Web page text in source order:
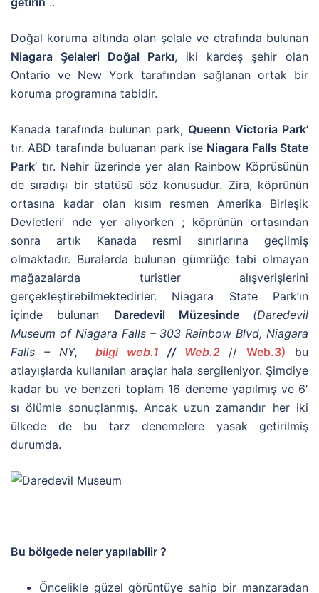
Doğal koruma altında olan şelale ve etrafında bulunan
Niagara Şelaleri Doğal Parkı, iki kardeş şehir olan
Ontario ve New York tarafından sağlanan ortak bir
koruma programına tabidir.
Kanada tarafında bulunan park, Queenn Victoria Park’
tır. ABD tarafında buluanan park ise Niagara Falls State
Park‘ tır. Nehir üzerinde yer alan Rainbow Köprüsünün
de sıradışı bir statüsü söz konusudur. Zira, köprünün
ortasına kadar olan kısım resmen Amerika Birleşik
Devletleri’ nde yer alıyorken ; köprünün ortasından
sonra artık Kanada resmi sınırlarına geçilmiş
olmaktadır. Buralarda bulunan gümrüğe tabi olmayan
mağazalarda turistler alışverişlerini
gerçekleştirebilmektedirler. Niagara State Park’ın
içinde bulunan Daredevil Müzesinde (Daredevil
Museum of Niagara Falls – 303 Rainbow Blvd, Niagara
Falls – NY,bilgi web.1 // Web.2 //Web.3) bu
atlayışlarda kullanılan araçlar hala sergileniyor. Şimdiye
kadar bu ve benzeri toplam 16 deneme yapılmış ve 6′
sı ölümle sonuçlanmış. Ancak uzun zamandır her iki
ülkede de bu tarz denemelere yasak getirilmiş
durumda.
Bu bölgede neler yapılabilir ?
Öncelikle güzel görüntüye sahip bir manzaradan